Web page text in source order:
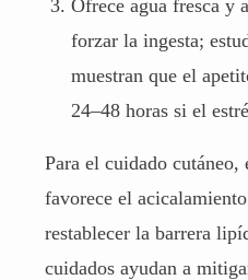
Ofrece agua fresca y
forzar la ingesta;
muestran que el
24–48 horas si el
Para el cuidado
favorece el
restablecer la barrera
cuidados ayudan a